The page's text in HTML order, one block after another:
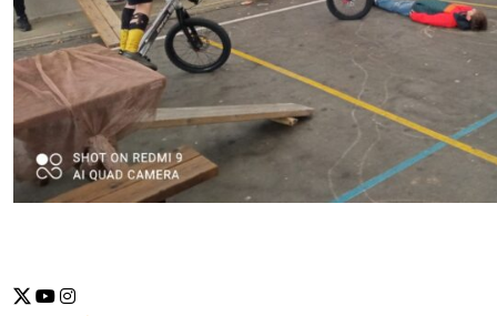
Se abrirá nueva ventana-twitter
Se abrirá nueva ventana-youtube
Se abrirá nueva ventana-instragram